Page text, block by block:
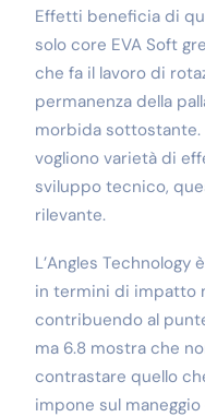
Effetti beneficia di
solo core EVA Soft
che fa il lavoro di
permanenza della
morbida
vogliono varietà di
sviluppo tecnico,
rilevante.
L’Angles
in termini di impatto
contribuendo al
ma 6.8 mostra che
contrastare quello
impone sul